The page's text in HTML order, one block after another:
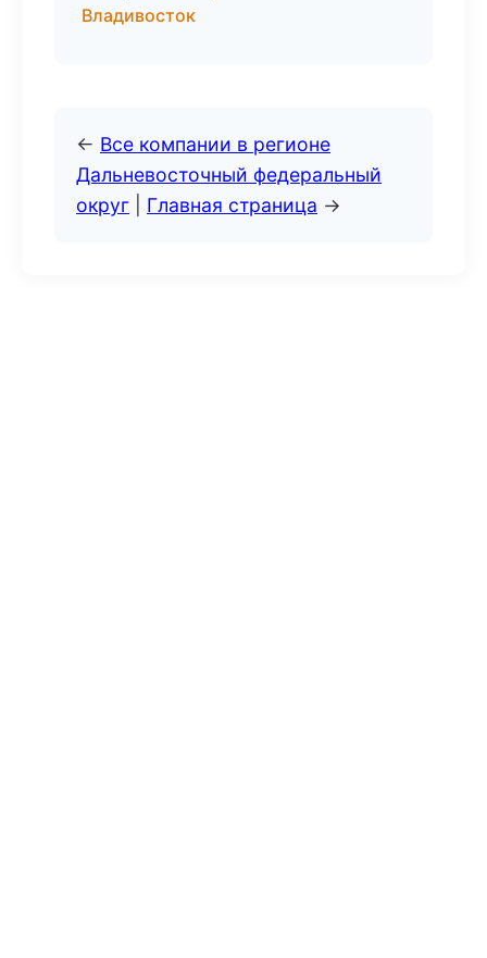
Владивосток
← Все компании в регионе
Дальневосточный федеральный
округ
Главная страница →